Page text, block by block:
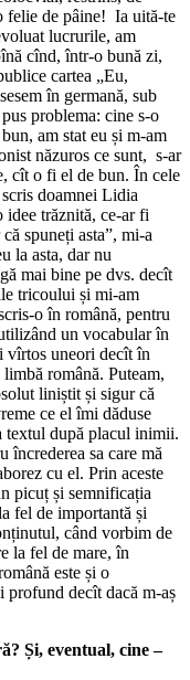
felie de pâine! Ia uită-te
lucrurile, am
cînd, într-o bună zi,
cartea „Eu,
în germană, sub
problema: cine s-o
am stat eu și m-am
năzuros ce sunt, s-ar
cît o fi el de bun. În cele
doamnei Lidia
idee trăznită, ce-ar fi
spuneți asta”, mi-a
la asta, dar nu
mai bine pe dvs. decît
tricoului și mi-am
o în română, pentru
un vocabular în
vîrtos uneori decît în
română. Puteam,
liniștit și sigur că
ce el îmi dăduse
textul după placul inimii.
încrederea sa care mă
cu el. Prin aceste
picuț și semnificația
fel de importantă și
când vorbim de
la fel de mare, în
este și o
decît dacă m-aș
Și, eventual, cine –